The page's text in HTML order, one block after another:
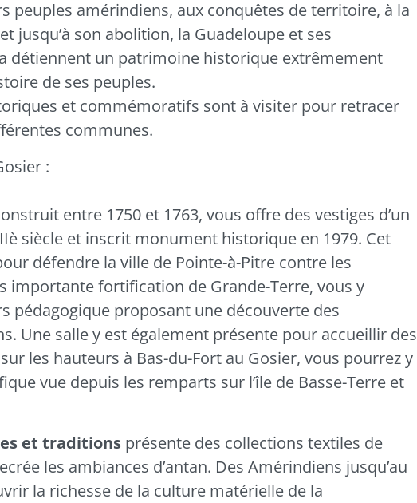
peuples amérindiens, aux conquêtes de territoire, à la
jusqu’à son abolition, la Guadeloupe et ses
détiennent un patrimoine historique extrêmement
de ses peuples.
et commémoratifs sont à visiter pour retracer
communes.
:
entre 1750 et 1763, vous offre des vestiges d’un
siècle et inscrit monument historique en 1979. Cet
défendre la ville de Pointe-à-Pitre contre les
importante fortification de Grande-Terre, vous y
pédagogique proposant une découverte des
Une salle y est également présente pour accueillir des
les hauteurs à Bas-du-Fort au Gosier, vous pourrez y
vue depuis les remparts sur l’île de Basse-Terre et
et traditions présente des collections textiles de
les ambiances d’antan. Des Amérindiens jusqu’au
la richesse de la culture matérielle de la